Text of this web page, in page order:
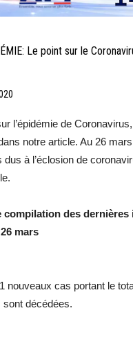
Le point sur le
l’épidémie de
notre article. Au 26
à l’éclosion de
compilation des
mars
nouveaux cas portant le
décédées.